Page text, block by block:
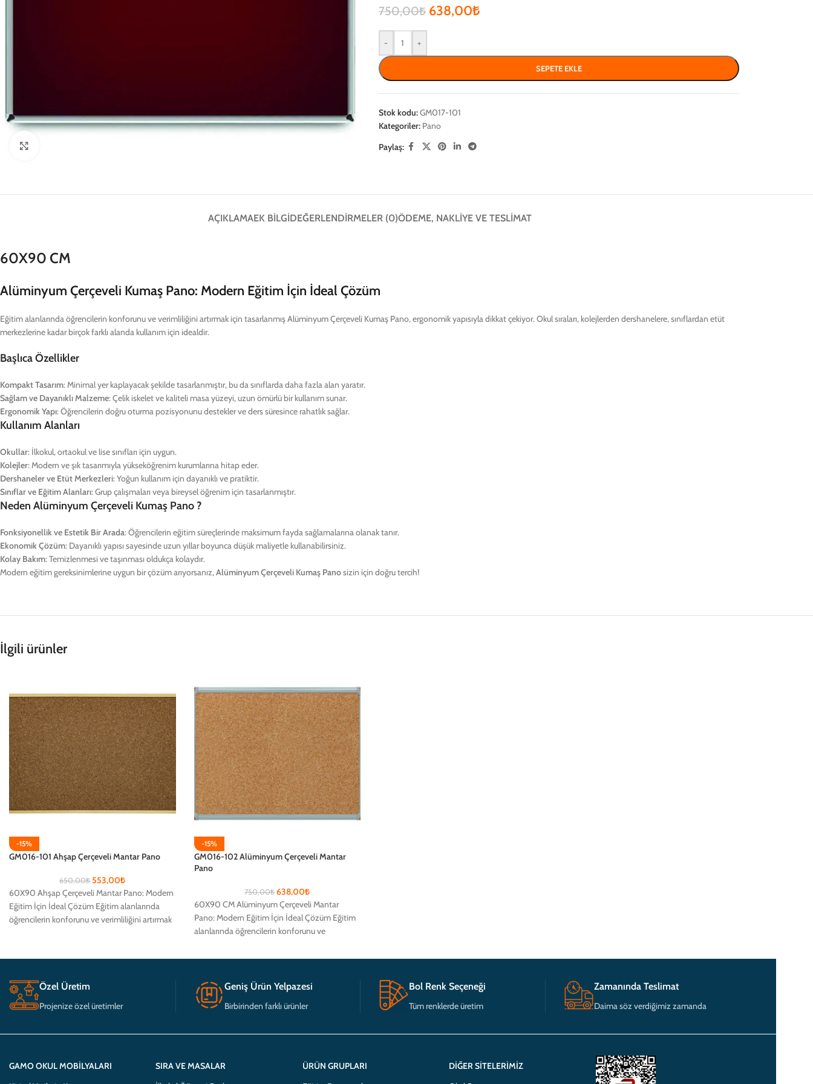
750,00₺ 638,00₺
- +
SEPETE EKLE
Stok kodu:GM017-101
Kategoriler: Pano
Paylaş:
AÇIKLAMAEK BILGIDEĞERLENDIRMELER (0)ÖDEME, NAKLIYE VE TESLIMAT
60X90 CM
Alüminyum Çerçeveli Kumaş Pano: Modern Eğitim İçin İdeal Çözüm
Eğitim alanlarında öğrencilerin konforunu ve verimliliğini artırmak için tasarlanmış Alüminyum Çerçeveli Kumaş Pano, ergonomik yapısıyla dikkat çekiyor. Okul sıraları, kolejlerden dershanelere, sınıflardan etüt
merkezlerine kadar birçok farklı alanda kullanım için idealdir.
Başlıca Özellikler
Kompakt Tasarım: Minimal yer kaplayacak şekilde tasarlanmıştır, bu da sınıflarda daha fazla alan yaratır.
Sağlam ve Dayanıklı Malzeme: Çelik iskelet ve kaliteli masa yüzeyi, uzun ömürlü bir kullanım sunar.
Ergonomik Yapı: Öğrencilerin doğru oturma pozisyonunu destekler ve ders süresince rahatlık sağlar.
Kullanım Alanları
Okullar: İlkokul, ortaokul ve lise sınıfları için uygun.
Kolejler: Modern ve şık tasarımıyla yükseköğrenim kurumlarına hitap eder.
Dershaneler ve Etüt Merkezleri: Yoğun kullanım için dayanıklı ve pratiktir.
Sınıflar ve Eğitim Alanları: Grup çalışmaları veya bireysel öğrenim için tasarlanmıştır.
Neden Alüminyum Çerçeveli Kumaş Pano ?
Fonksiyonellik ve Estetik Bir Arada: Öğrencilerin eğitim süreçlerinde maksimum fayda sağlamalarına olanak tanır.
Ekonomik Çözüm: Dayanıklı yapısı sayesinde uzun yıllar boyunca düşük maliyetle kullanabilirsiniz.
Kolay Bakım: Temizlenmesi ve taşınması oldukça kolaydır.
Modern eğitim gereksinimlerine uygun bir çözüm arıyorsanız,Alüminyum Çerçeveli Kumaş Panosizin için doğru tercih!
İlgili ürünler
-15%
GM016-101 Ahşap Çerçeveli Mantar Pano
650,00₺ 553,00₺
60X90 Ahşap Çerçeveli Mantar Pano: Modern
Eğitim İçin İdeal Çözüm Eğitim alanlarında
öğrencilerin konforunu ve verimliliğini artırmak
-15%
GM016-102 Alüminyum Çerçeveli Mantar
Pano
750,00₺ 638,00₺
60X90 CM Alüminyum Çerçeveli Mantar
Pano: Modern Eğitim İçin İdeal Çözüm Eğitim
alanlarında öğrencilerin konforunu ve
Özel Üretim
Projenize özel üretimler
Geniş Ürün Yelpazesi
Birbirinden farklı ürünler
Bol Renk Seçeneği
Tüm renklerde üretim
Zamanında Teslimat
Daima söz verdiğimiz zamanda
GAMO OKUL MOBILYALARI
SIRA VE MASALAR
ÜRÜN GRUPLARI
DIĞER SITELERIMIZ